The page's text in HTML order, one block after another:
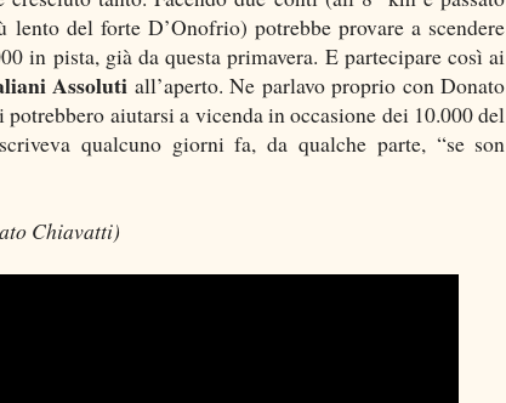
lento del forte D’Onofrio) potrebbe provare a scendere
in pista, già da questa primavera. E partecipare così ai
Assoluti all’aperto. Ne parlavo proprio con Donato
aiutarsi a vicenda in occasione dei 10.000 del
qualcuno giorni fa, da qualche parte, “se son
Chiavatti)